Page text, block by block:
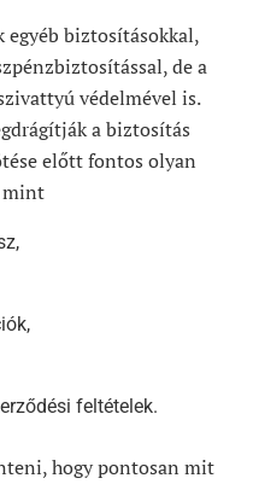
egyéb biztosításokkal,
de a
védelmével is.
a biztosítás
előtt fontos olyan
mint
feltételek.
hogy pontosan mit